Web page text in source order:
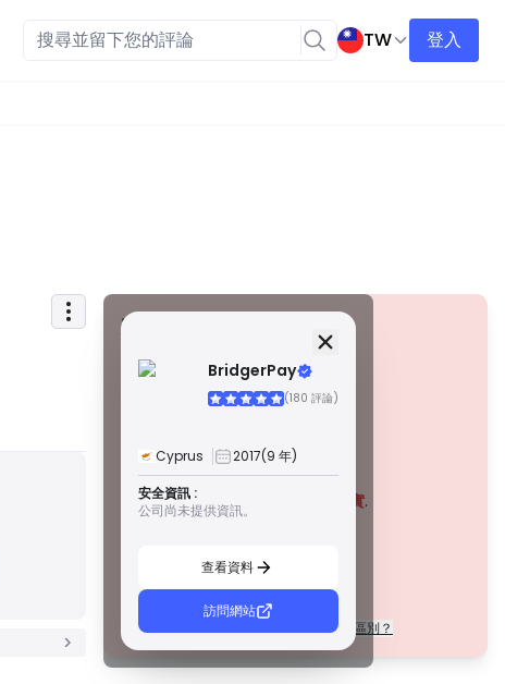
TW 登入
BridgerPay
(180 評論)
Cyprus 2017(9 年)
安全資訊 :
公司尚未提供資訊。
查看資料
訪問網站
安全資訊
警告
該公司目前 未經證實.
請注意潛在風險！
每個等級的許可證在法規上有什麼區別？
由全球知名監管機構頒發，這些許可證透過嚴格的合規性、
由受尊敬的區域監管機構授予，這些許可證提供強大的安全
措施，例如資金隔離、財務報告和補償計劃。雖然沒有等級 1
那麼嚴格，但它們提供可靠的區域保護。
如最低資本要求和 AML 政策。監管較不嚴格，因此交易者應
謹慎行事並驗證安全措施。
來自監管最少的司法管轄區，這些許可證通常缺乏關鍵保
護，例如資金隔離和保險。雖然它們對營運彈性很有吸引
力，但它們對交易者構成較高的風險。